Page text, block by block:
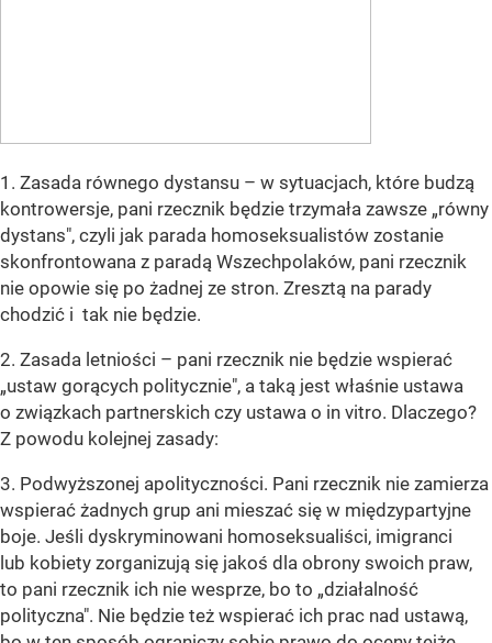
1. Zasada równego dystansu – w sytuacjach, które budzą
kontrowersje, pani rzecznik będzie trzymała zawsze „równy
dystans", czyli jak parada homoseksualistów zostanie
skonfrontowana z paradą Wszechpolaków, pani rzecznik
nie opowie się po żadnej ze stron. Zresztą na parady
chodzić i tak nie będzie.
2. Zasada letniości – pani rzecznik nie będzie wspierać
„ustaw gorących politycznie", a taką jest właśnie ustawa
o związkach partnerskich czy ustawa o in vitro. Dlaczego?
Z powodu kolejnej zasady:
3. Podwyższonej apolityczności. Pani rzecznik nie zamierza
wspierać żadnych grup ani mieszać się w międzypartyjne
boje. Jeśli dyskryminowani homoseksualiści, imigranci
lub kobiety zorganizują się jakoś dla obrony swoich praw,
to pani rzecznik ich nie wesprze, bo to „działalność
polityczna". Nie będzie też wspierać ich prac nad ustawą,